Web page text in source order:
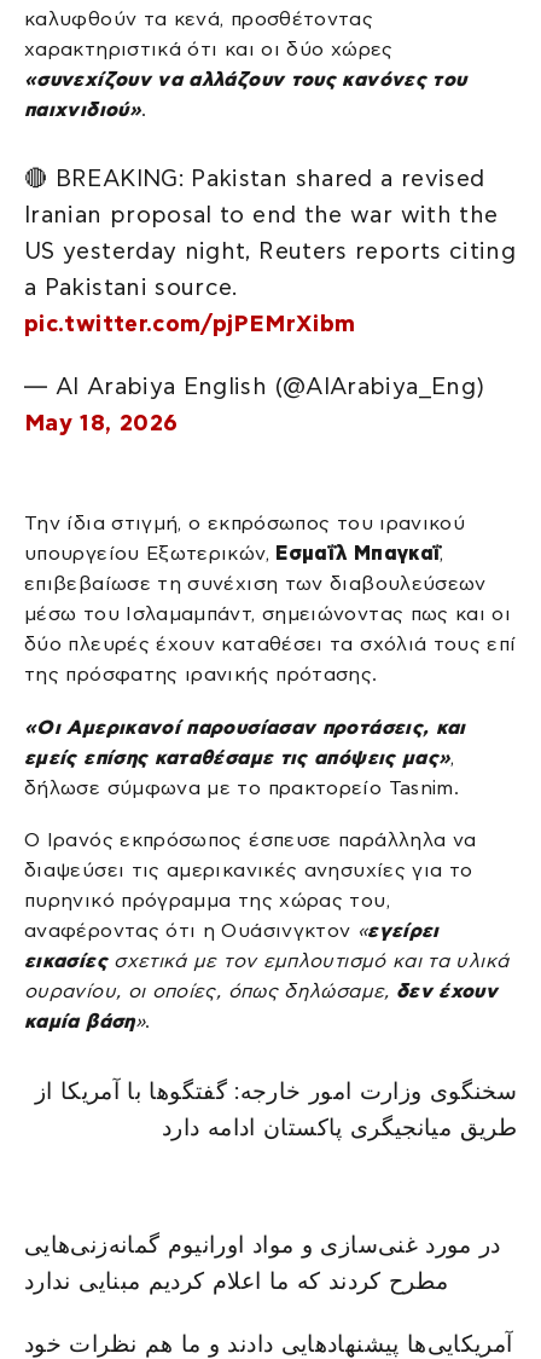
καλυφθούν τα κενά, προσθέτοντας
χαρακτηριστικά ότι και οι δύο χώρες
«συνεχίζουν να αλλάζουν τους κανόνες του
παιχνιδιού».
🔴 BREAKING: Pakistan shared a revised
Iranian proposal to end the war with the
US yesterday night, Reuters reports citing
a Pakistani source.
pic.twitter.com/pjPEMrXibm
— Al Arabiya English (@AlArabiya_Eng)
May 18, 2026
Την ίδια στιγμή, ο εκπρόσωπος του ιρανικού
υπουργείου Εξωτερικών, Εσμαΐλ Μπαγκαΐ,
επιβεβαίωσε τη συνέχιση των διαβουλεύσεων
μέσω του Ισλαμαμπάντ, σημειώνοντας πως και οι
δύο πλευρές έχουν καταθέσει τα σχόλιά τους επί
της πρόσφατης ιρανικής πρότασης.
«Οι Αμερικανοί παρουσίασαν προτάσεις, και
εμείς επίσης καταθέσαμε τις απόψεις μας»,
δήλωσε σύμφωνα με το πρακτορείο Tasnim.
Ο Ιρανός εκπρόσωπος έσπευσε παράλληλα να
διαψεύσει τις αμερικανικές ανησυχίες για το
πυρηνικό πρόγραμμα της χώρας του,
αναφέροντας ότι η Ουάσινγκτον «εγείρει
εικασίεςσχετικά με τον εμπλουτισμό και τα υλικά
ουρανίου, οι οποίες, όπως δηλώσαμε, δεν έχουν
καμία βάση».
سخنگوی وزارت امور خارجه: گفتگوها با آمریکا از
طریق میانجیگری پاکستان ادامه دارد
در مورد غنی‌سازی و مواد اورانیوم گمانه‌زنی‌هایی
مطرح کردند که ما اعلام کردیم مبنایی ندارد
آمریکایی‌ها پیشنهادهایی دادند و ما هم نظرات خود